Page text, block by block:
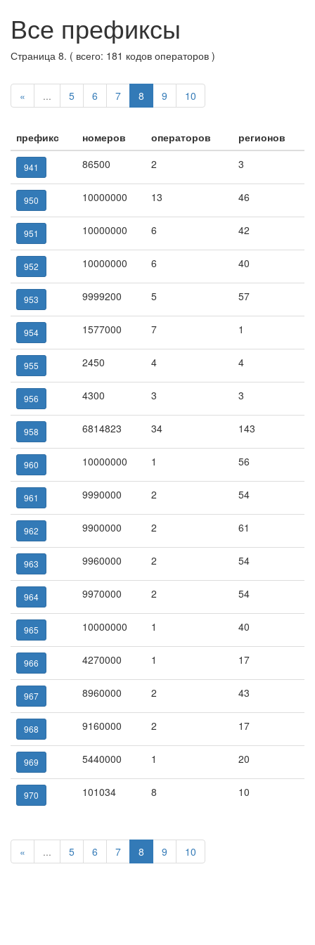
Все префиксы
Страница 8. ( всего: 181 кодов операторов )
« ... 5 6 7 8 9 10
префикс номеров операторов регионов
941 86500 2 3
950 10000000 13 46
951 10000000 6 42
952 10000000 6 40
953 9999200 5 57
954 1577000 7 1
955 2450 4 4
956 4300 3 3
958 6814823 34 143
960 10000000 1 56
961 9990000 2 54
962 9900000 2 61
963 9960000 2 54
964 9970000 2 54
965 10000000 1 40
966 4270000 1 17
967 8960000 2 43
968 9160000 2 17
969 5440000 1 20
970 101034 8 10
« ... 5 6 7 8 9 10